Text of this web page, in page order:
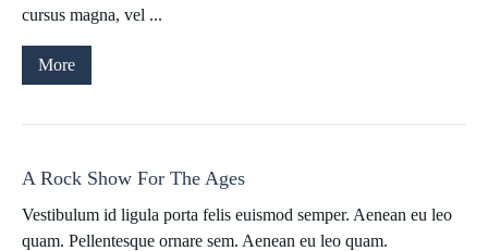
cursus magna, vel ...
More
A Rock Show For The Ages
Vestibulum id ligula porta felis euismod semper. Aenean eu leo
quam. Pellentesque ornare sem. Aenean eu leo quam.